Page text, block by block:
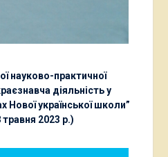
науково-практичної
діяльність у
Нової української школи”
2023 р.)